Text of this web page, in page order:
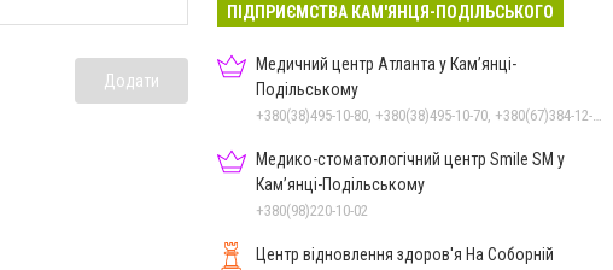
Додати
ПІДПРИЄМСТВА КАМ'ЯНЦЯ-ПОДІЛЬСЬКОГО
Медичний центр Атланта у Кам’янці-
Подільському
+380(38)495-10-80, +380(38)495-10-70, +380(67)384-12-07
Медико-стоматологічний центр Smile SM у
Кам’янці-Подільському
+380(98)220-10-02
Центр відновлення здоров'я На Соборній